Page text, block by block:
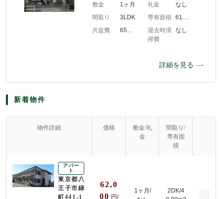
敷金
1ヶ月 礼金
なし
間取り
3LDK 専有面積
共益費
退去時清
掃費
なし
詳細を見る
新着物件
物件詳細 価格
敷金/礼
金
間取り/
専有面
積
アパー
ト
東京都八
王子市緑
町441-1
62,0
00 円/
1ヶ月/
2DK/4